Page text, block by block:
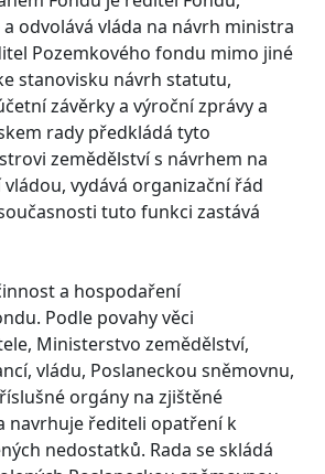
odvolává vláda na návrh ministra
Pozemkového fondu mimo jiné
stanovisku návrh statutu,
závěrky a výroční zprávy a
rady předkládá tyto
zemědělství s návrhem na
vydává organizační řád
tuto funkci zastává
a hospodaření
Podle povahy věci
Ministerstvo zemědělství,
vládu, Poslaneckou sněmovnu,
orgány na zjištěné
navrhuje řediteli opatření k
nedostatků. Rada se skládá